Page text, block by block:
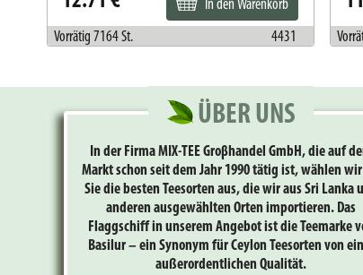
In den Warenkorb
Vorrätig 7164 St. 4431
ÜBER UNS
In der Firma MIX-TEE Groβhandel GmbH, die auf
Markt schon seit dem Jahr 1990 tätig ist, wählen
Sie die besten Teesorten aus, die wir aus Sri Lanka
anderen ausgewählten Orten importieren. Das
Flaggschiff in unserem Angebot ist die Teemarke
Basilur – ein Synonym für Ceylon Teesorten von
außerordentlichen Qualität.